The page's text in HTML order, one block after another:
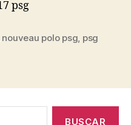
nouveau polo psg, psg